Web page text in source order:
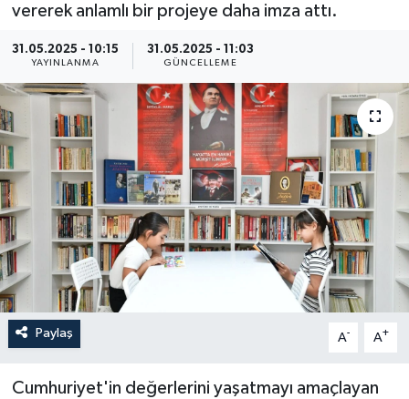
vererek anlamlı bir projeye daha imza attı.
31.05.2025 - 10:15
YAYINLANMA
31.05.2025 - 11:03
GÜNCELLEME
Paylaş A- A+
Cumhuriyet'in değerlerini yaşatmayı amaçlayan
YAŞAM